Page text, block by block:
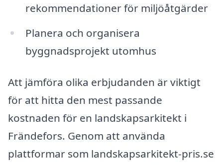
rekommendationer för miljöåtgärder
Planera och organisera
byggnadsprojekt utomhus
Att jämföra olika erbjudanden är viktigt
för att hitta den mest passande
kostnaden för en landskapsarkitekt i
Frändefors. Genom att använda
plattformar som landskapsarkitekt-pris.se